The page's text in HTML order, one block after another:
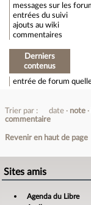
messages sur les
entrées du suivi
ajouts au wiki
commentaires
Derniers
contenus
entrée de forum
Trier par : date note
commentaire
Revenir en haut de page
Sites amis
Agenda du Libre